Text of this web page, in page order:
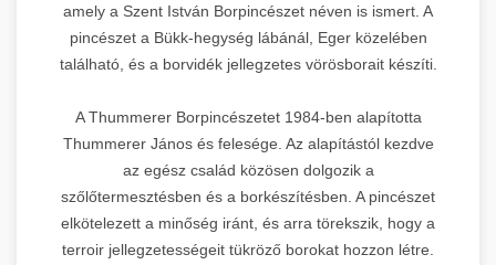
amely a Szent István Borpincészet néven is ismert. A
pincészet a Bükk-hegység lábánál, Eger közelében
található, és a borvidék jellegzetes vörösborait készíti.
A Thummerer Borpincészetet 1984-ben alapította
Thummerer János és felesége. Az alapítástól kezdve
az egész család közösen dolgozik a
szőlőtermesztésben és a borkészítésben. A pincészet
elkötelezett a minőség iránt, és arra törekszik, hogy a
terroir jellegzetességeit tükröző borokat hozzon létre.